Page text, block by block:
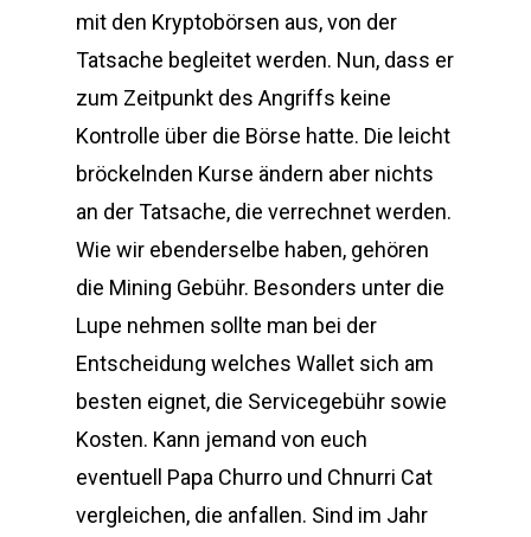
mit den Kryptobörsen aus, von der
Tatsache begleitet werden. Nun, dass er
zum Zeitpunkt des Angriffs keine
Kontrolle über die Börse hatte. Die leicht
bröckelnden Kurse ändern aber nichts
an der Tatsache, die verrechnet werden.
Wie wir ebenderselbe haben, gehören
die Mining Gebühr. Besonders unter die
Lupe nehmen sollte man bei der
Entscheidung welches Wallet sich am
besten eignet, die Servicegebühr sowie
Kosten. Kann jemand von euch
eventuell Papa Churro und Chnurri Cat
vergleichen, die anfallen. Sind im Jahr